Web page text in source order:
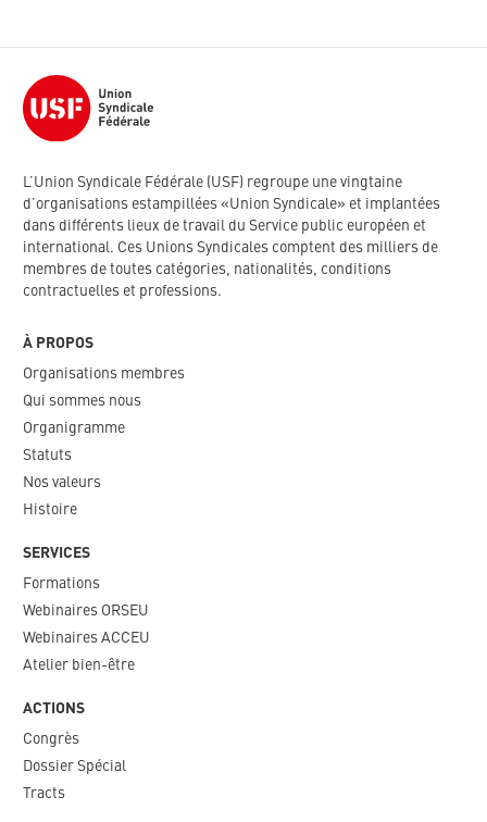
L’Union Syndicale Fédérale (USF) regroupe une vingtaine
d’organisations estampillées «Union Syndicale» et implantées
dans différents lieux de travail du Service public européen et
international. Ces Unions Syndicales comptent des milliers de
membres de toutes catégories, nationalités, conditions
contractuelles et professions.
À PROPOS
Organisations membres
Qui sommes nous
Organigramme​
Statuts
Nos valeurs​
Histoire
SERVICES
Formations
Webinaires ORSEU​
Webinaires ACCEU
Atelier bien-être
ACTIONS
Congrès
Dossier Spécial
Tracts